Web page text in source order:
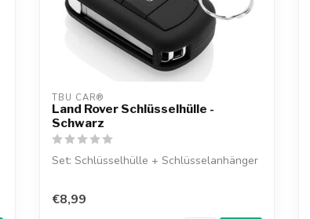
TBU CAR®
Land Rover Schlüsselhülle -
Schwarz
Set: Schlüsselhülle + Schlüsselanhänger
€8,99